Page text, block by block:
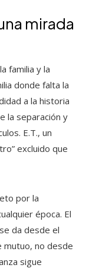
mirada
familia y la
donde falta la
a la historia
la separación y
E.T., un
excluido que
por la
época. El
da desde el
mutuo, no desde
sigue